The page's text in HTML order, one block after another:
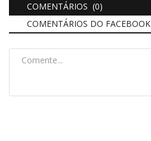
COMENTÁRIOS (0)
COMENTÁRIOS DO FACEBOOK